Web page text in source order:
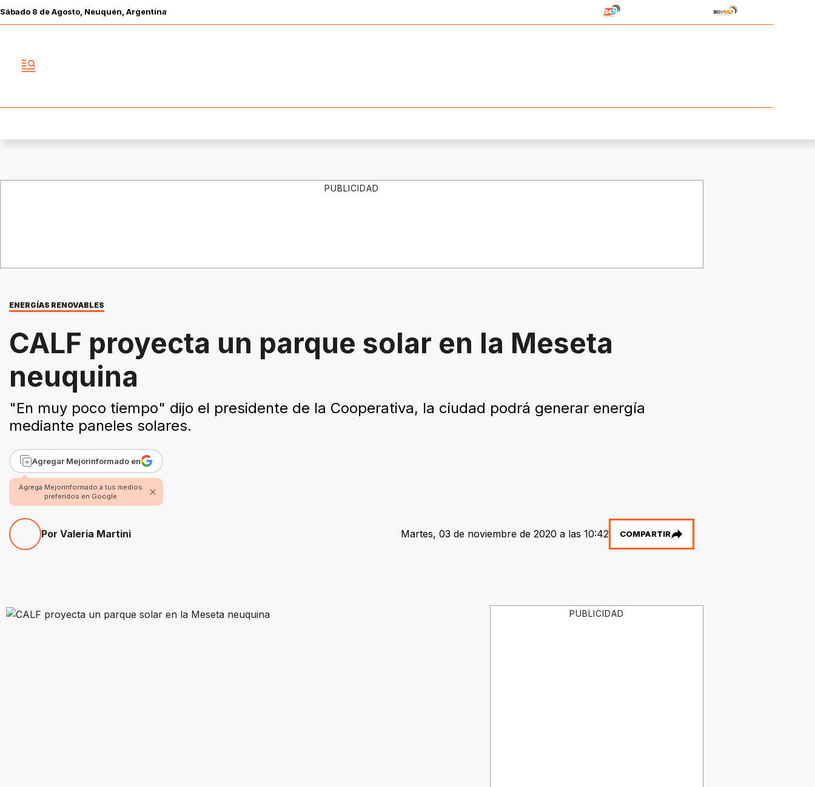
Sábado 8 deAgosto , Neuquén, Argentina
PUBLICIDAD
ENERGÍAS RENOVABLES
CALF proyecta un parque solar en la Meseta
neuquina
"En muy poco tiempo" dijo el presidente de la Cooperativa, la ciudad podrá generar energía
mediante paneles solares.
Agregar Mejorinformado en
Agrega Mejorinformado a tus medios
preferidos en Google
Por Valeria Martini Martes, 03 de noviembre de 2020 a las 10:42 COMPARTIR
PUBLICIDAD